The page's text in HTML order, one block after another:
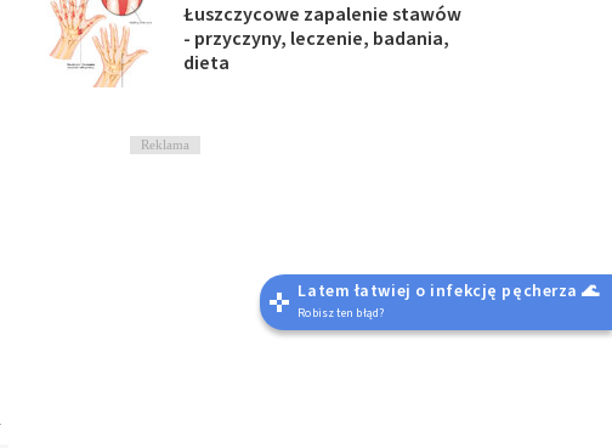
Łuszczycowe zapalenie stawów
- przyczyny, leczenie, badania,
dieta
Reklama
Latem łatwiej o infekcję pęcherza 🌊
Robisz ten błąd?